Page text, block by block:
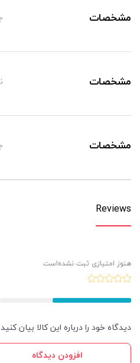
مشخصات
مشخصات
مشخصات
Reviews
هنوز امتیازی ثبت نشده‌است
دیدگاه خود را درباره این کالا بیان کنید
افزودن دیدگاه